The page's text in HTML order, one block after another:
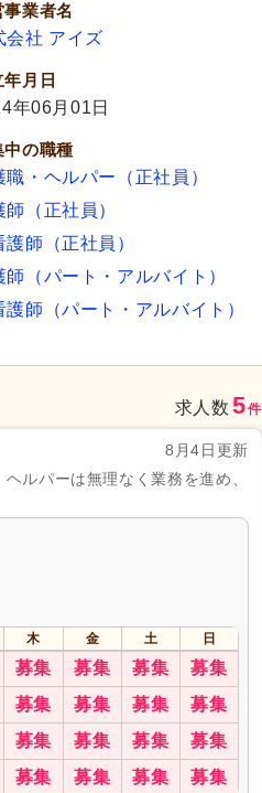
事業者名
会社 アイズ
月日
年06月01日
中の職種
職・ヘルパー（正社員）
師（正社員）
護師（正社員）
師（パート・アルバイト）
護師（パート・アルバイト）
求人数 5件
8月4日更新
ルパーは無理なく業務を進め、
木 金 土 日
募集 募集 募集 募集
募集 募集 募集 募集
募集 募集 募集 募集
募集 募集 募集 募集